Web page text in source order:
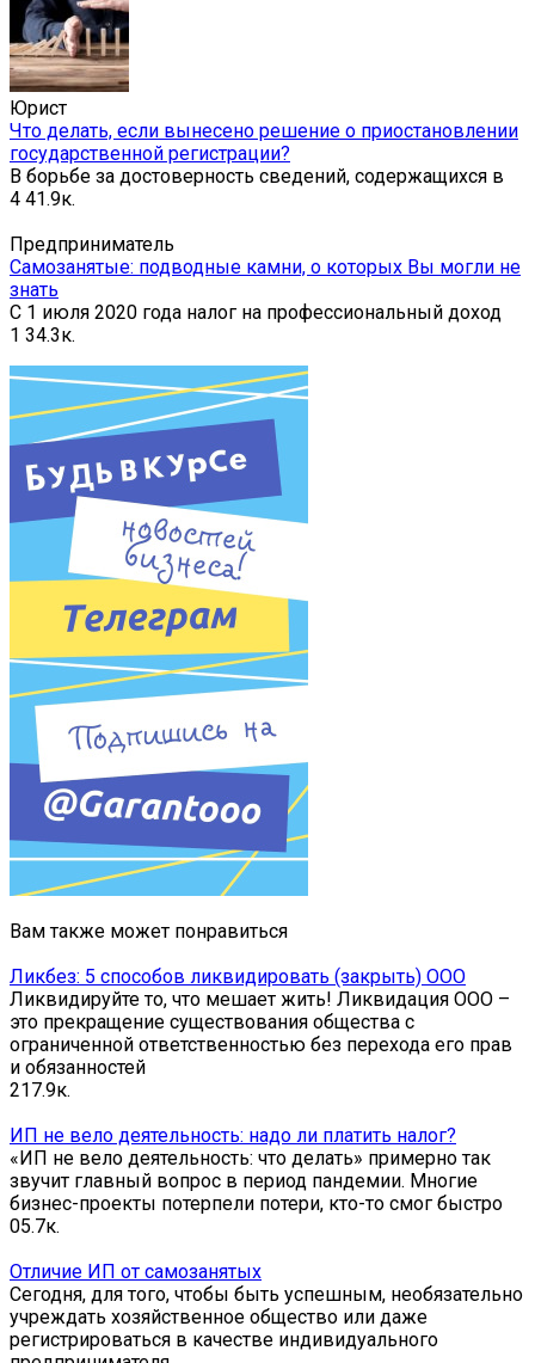
Юрист
Что делать, если вынесено решение о приостановлении
государственной регистрации?
В борьбе за достоверность сведений, содержащихся в
4 41.9к.
Предприниматель
Самозанятые: подводные камни, о которых Вы могли не
знать
С 1 июля 2020 года налог на профессиональный доход
1 34.3к.
Вам также может понравиться
Ликбез: 5 способов ликвидировать (закрыть) ООО
Ликвидируйте то, что мешает жить! Ликвидация ООО –
это прекращение существования общества с
ограниченной ответственностью без перехода его прав
и обязанностей
217.9к.
ИП не вело деятельность: надо ли платить налог?
«ИП не вело деятельность: что делать» примерно так
звучит главный вопрос в период пандемии. Многие
бизнес-проекты потерпели потери, кто-то смог быстро
05.7к.
Отличие ИП от самозанятых
Сегодня, для того, чтобы быть успешным, необязательно
учреждать хозяйственное общество или даже
регистрироваться в качестве индивидуального